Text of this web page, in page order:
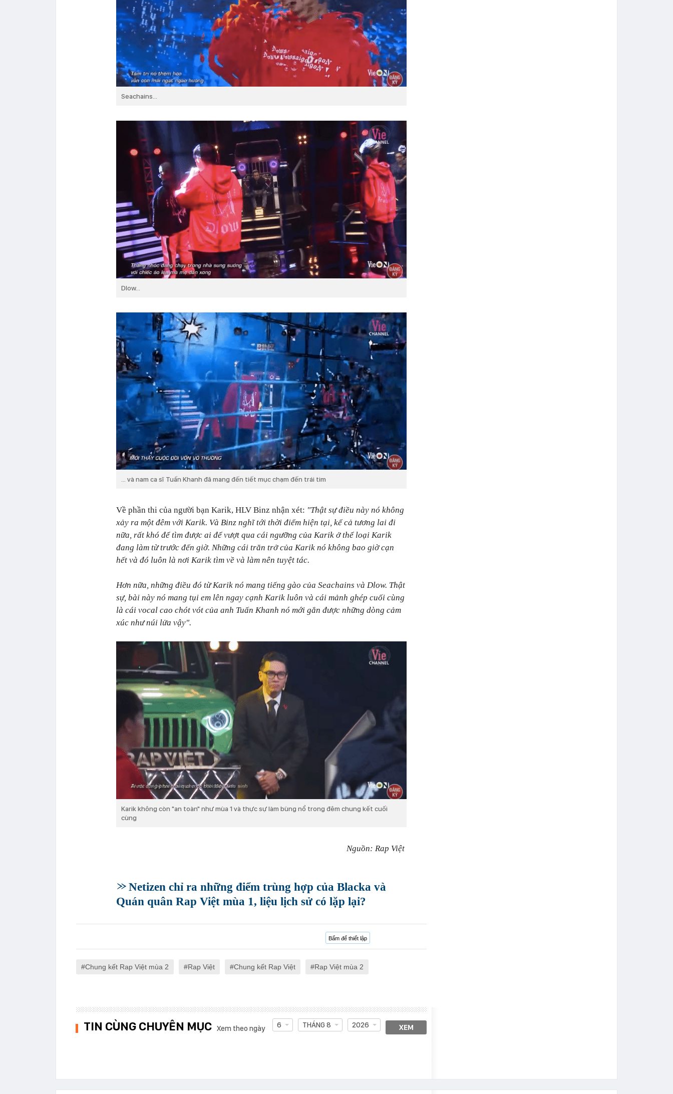
Seachains...
Dlow...
... và nam ca sĩ Tuấn Khanh đã mang đến tiết mục chạm đến trái tim
Về phần thi của người bạn Karik, HLV Binz nhận xét: "Thật sự điều này nó không
xảy ra một đêm với Karik. Và Binz nghĩ tới thời điểm hiện tại, kể cả tương lai đi
nữa, rất khó để tìm được ai để vượt qua cái ngưỡng của Karik ở thể loại Karik
đang làm từ trước đến giờ. Những cái trăn trở của Karik nó không bao giờ cạn
hết và đó luôn là nơi Karik tìm về và làm nên tuyệt tác.
Hơn nữa, những điều đó từ Karik nó mang tiếng gào của Seachains và Dlow. Thật
sự, bài này nó mang tụi em lên ngay cạnh Karik luôn và cái mảnh ghép cuối cùng
là cái vocal cao chót vót của anh Tuấn Khanh nó mới gắn được những dòng cảm
xúc như núi lửa vậy".
Karik không còn "an toàn" như mùa 1 và thực sự làm bùng nổ trong đêm chung kết cuối
cùng
Nguồn: Rap Việt
Netizen chỉ ra những điểm trùng hợp của Blacka và
Quán quân Rap Việt mùa 1, liệu lịch sử có lặp lại?
Bấm để thiết lập
Chung kết Rap Việt mùa 2 Rap Việt Chung kết Rap Việt Rap Việt mùa 2
TIN CÙNG CHUYÊN MỤC Xem theo ngày 6 THÁNG 8 2026 XEM